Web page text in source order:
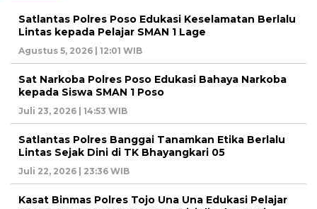
Satlantas Polres Poso Edukasi Keselamatan Berlalu
Lintas kepada Pelajar SMAN 1 Lage
Agustus 5, 2026 | 12:01 WIB
Sat Narkoba Polres Poso Edukasi Bahaya Narkoba
kepada Siswa SMAN 1 Poso
Juli 23, 2026 | 14:53 WIB
Satlantas Polres Banggai Tanamkan Etika Berlalu
Lintas Sejak Dini di TK Bhayangkari 05
Juli 22, 2026 | 23:36 WIB
Kasat Binmas Polres Tojo Una Una Edukasi Pelajar